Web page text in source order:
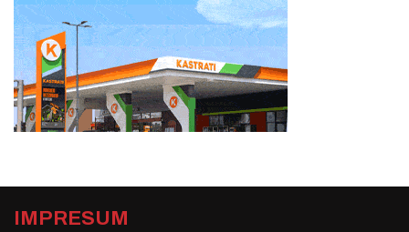
IMPRESUM